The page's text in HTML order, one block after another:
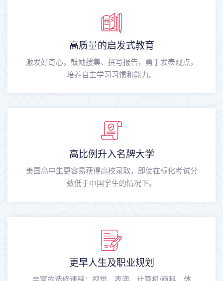
高质量的启发式教育
激发好奇心，鼓励搜集、撰写报告，勇于发表观点，
培养自主学习习惯和能力。
高比例升入名牌大学
美国高中生更容易获得高校录取，即使在标化考试分
数低于中国学生的情况下。
更早人生及职业规划
丰富的选修课程：视觉、表演、计算机/商科、体